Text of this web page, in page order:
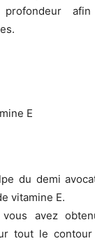
afin
E
du demi
vitamine E.
avez
tout le